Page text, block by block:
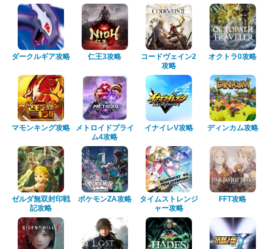
ダークルギア攻略 仁王3攻略
コードヴェイン2
攻略
オクトラ0攻略
マモンキング攻略
メトロイドプライ
ム4攻略
イナイレV攻略 ディンカム攻略
ゼルダ無双封印戦
記攻略
ポケモンZA攻略
タイムストレンジ
ャー攻略
FFT攻略